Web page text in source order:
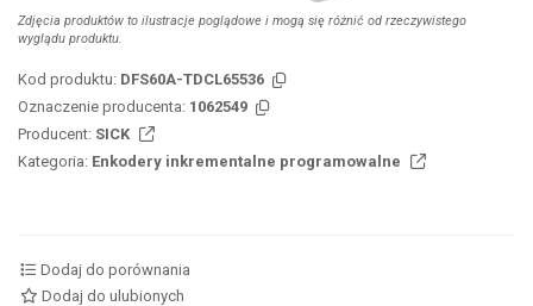
Zdjęcia produktów to ilustracje poglądowe i mogą się różnić od rzeczywistego
wyglądu produktu.
Kod produktu: DFS60A-TDCL65536
Oznaczenie producenta: 1062549
Producent: SICK
Kategoria: Enkodery inkrementalne programowalne
Dodaj do porównania
Dodaj do ulubionych